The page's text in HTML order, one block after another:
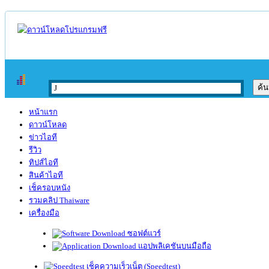
หน้าแรก
ดาวน์โหลด
ข่าวไอที
รีวิว
ทิปส์ไอที
สินค้าไอที
เช็ครอบหนัง
รวมคลิป Thaiware
เครื่องมือ
ซอฟต์แวร์
แอปพลิเคชันบนมือถือ
เช็คความเร็วเน็ต (Speedtest)